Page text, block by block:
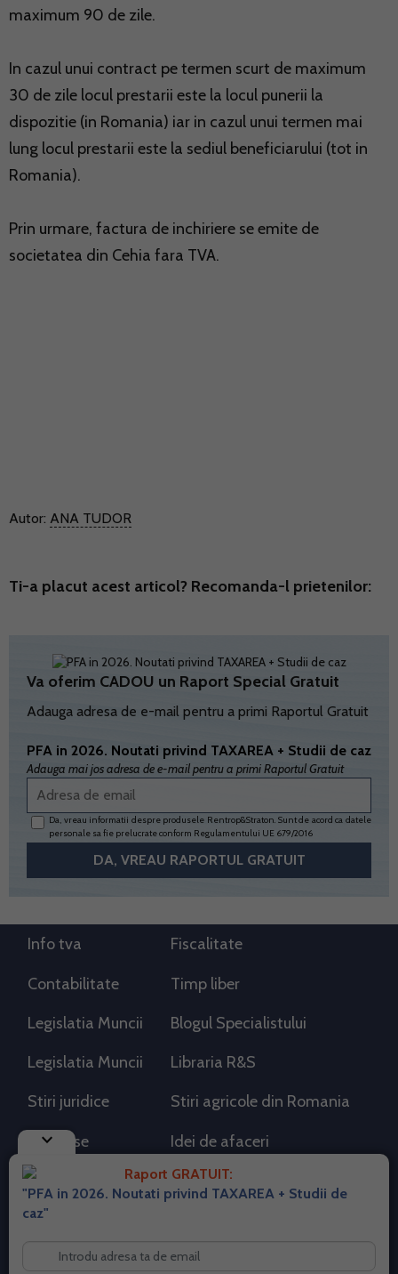
maximum 90 de zile.
In cazul unui contract pe termen scurt de maximum
30 de zile locul prestarii este la locul punerii la
dispozitie (in Romania) iar in cazul unui termen mai
lung locul prestarii este la sediul beneficiarului (tot in
Romania).
Prin urmare, factura de inchiriere se emite de
societatea din Cehia fara TVA.
Autor: ANA TUDOR
Ti-a placut acest articol? Recomanda-l prietenilor:
Va oferim CADOU un Raport Special Gratuit
Adauga adresa de e-mail pentru a primi Raportul Gratuit
PFA in 2026. Noutati privind TAXAREA + Studii de caz
Adauga mai jos adresa de e-mail pentru a primi Raportul Gratuit
Da, vreau informatii despre produsele Rentrop&Straton. Sunt de acord ca datele
personale sa fie prelucrate conform Regulamentului UE 679/2016
keyboard_arrow_down
Raport GRATUIT:
"PFA in 2026. Noutati privind TAXAREA + Studii de
caz"
Info tva Fiscalitate
Contabilitate Timp liber
Legislatia Muncii Blogul Specialistului
Legislatia Muncii Libraria R&S
Stiri juridice Stiri agricole din Romania
AdSense Idei de afaceri
RSS Flux RSS 2.0
Despre cookies